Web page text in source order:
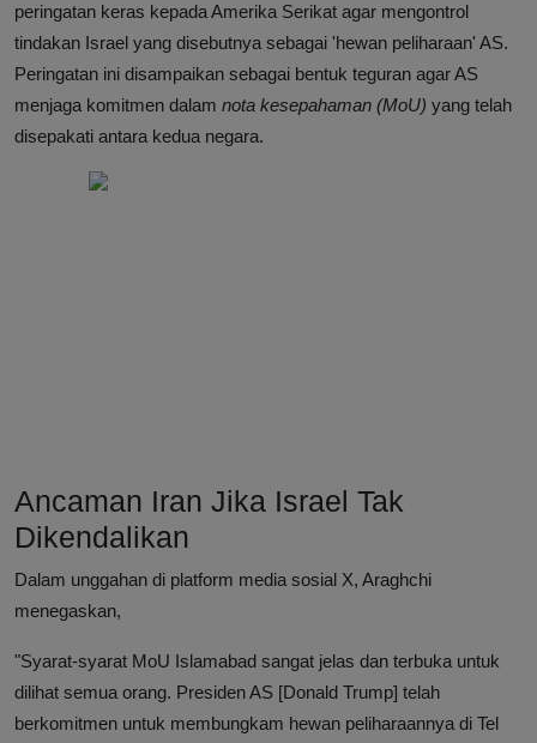
peringatan keras kepada Amerika Serikat agar mengontrol
tindakan Israel yang disebutnya sebagai 'hewan peliharaan' AS.
Peringatan ini disampaikan sebagai bentuk teguran agar AS
menjaga komitmen dalam nota kesepahaman (MoU) yang telah
disepakati antara kedua negara.
Ancaman Iran Jika Israel Tak
Dikendalikan
Dalam unggahan di platform media sosial X, Araghchi
menegaskan,
"Syarat-syarat MoU Islamabad sangat jelas dan terbuka untuk
dilihat semua orang. Presiden AS [Donald Trump] telah
berkomitmen untuk membungkam hewan peliharaannya di Tel